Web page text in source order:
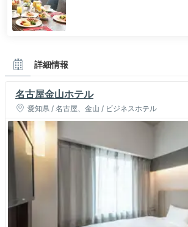
詳細情報
名古屋金山ホテル
愛知県 / 名古屋、金山 / ビジネスホテル